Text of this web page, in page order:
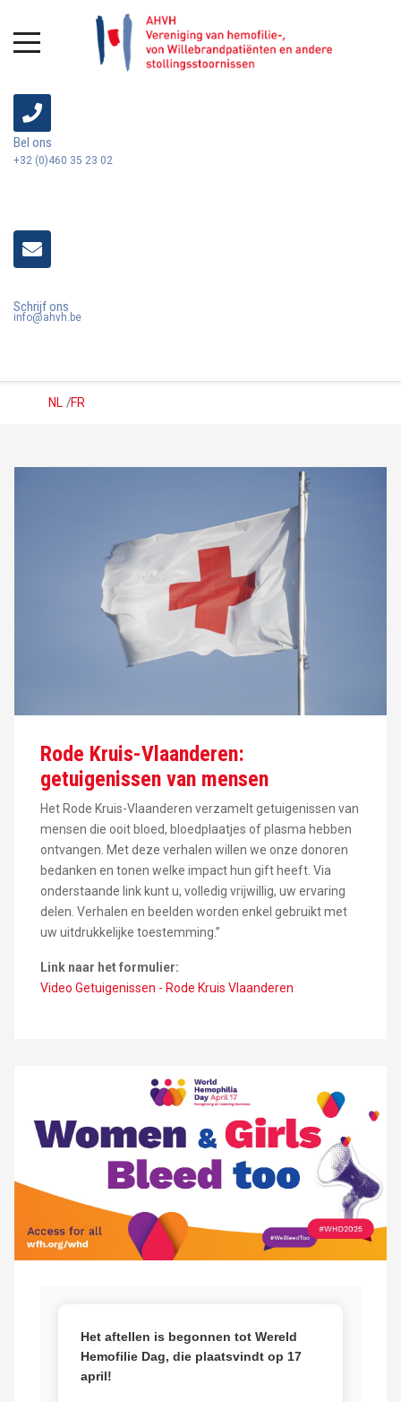
Bel ons
+32 (0)460 35 23 02
Schrijf ons
info@ahvh.be
NL FR
/
Rode Kruis-Vlaanderen:
getuigenissen van mensen
Het Rode Kruis-Vlaanderen verzamelt getuigenissen van
mensen die ooit bloed, bloedplaatjes of plasma hebben
ontvangen. Met deze verhalen willen we onze donoren
bedanken en tonen welke impact hun gift heeft. Via
onderstaande link kunt u, volledig vrijwillig, uw ervaring
delen. Verhalen en beelden worden enkel gebruikt met
uw uitdrukkelijke toestemming.”
Link naar het formulier:
Video Getuigenissen - Rode Kruis Vlaanderen
Het aftellen is begonnen tot Wereld
Hemofilie Dag, die plaatsvindt op 17
april!